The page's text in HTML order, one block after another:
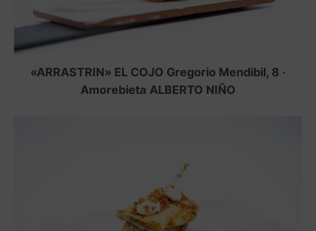
«ARRASTRIN» EL COJO Gregorio Mendibil, 8 ·
Amorebieta ALBERTO NIÑO